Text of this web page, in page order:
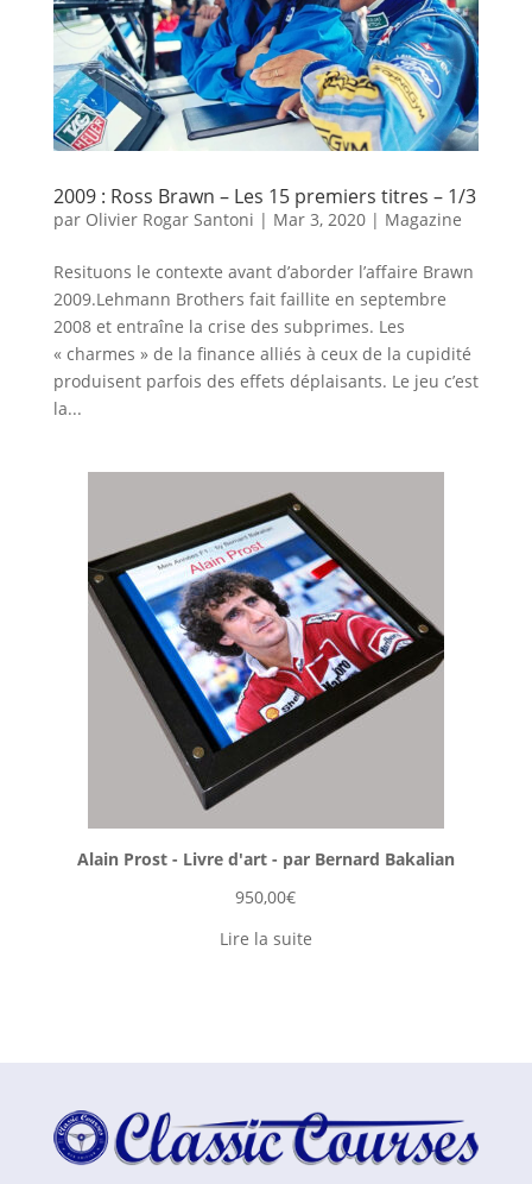
2009 : Ross Brawn – Les 15 premiers titres – 1/3
par Olivier Rogar Santoni | Mar 3, 2020| Magazine
Resituons le contexte avant d’aborder l’affaire Brawn
2009.Lehmann Brothers fait faillite en septembre
2008 et entraîne la crise des subprimes. Les
« charmes » de la finance alliés à ceux de la cupidité
produisent parfois des effets déplaisants. Le jeu c’est
la...
Alain Prost - Livre d'art - par Bernard Bakalian
950,00€
Lire la suite